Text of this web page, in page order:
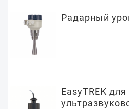
Радарный
EasyTREK